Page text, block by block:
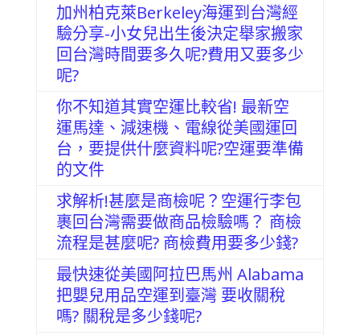
加州柏克萊Berkeley海運到台灣經
驗分享-小女兒出生後決定舉家搬家
回台灣時間要多久呢?費用又要多少
呢?
你不知道其實空運比較省! 最新空
運馬達、減速機、電線從美國運回
台，要提供什麼資料呢?空運要準備
的文件
求解析!甚麼是商檢呢？空運行李包
裹回台灣需要做商品檢驗嗎？ 商檢
流程是甚麼呢? 商檢費用要多少錢?
最快速從美國阿拉巴馬州 Alabama
把嬰兒用品空運到臺灣 要收關稅
嗎? 關稅是多少錢呢?